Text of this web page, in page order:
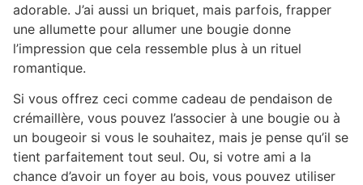
adorable. J’ai aussi un briquet, mais parfois, frapper
une allumette pour allumer une bougie donne
l’impression que cela ressemble plus à un rituel
romantique.
Si vous offrez ceci comme cadeau de pendaison de
crémaillère, vous pouvez l’associer à une bougie ou à
un bougeoir si vous le souhaitez, mais je pense qu’il se
tient parfaitement tout seul. Ou, si votre ami a la
chance d’avoir un foyer au bois, vous pouvez utiliser